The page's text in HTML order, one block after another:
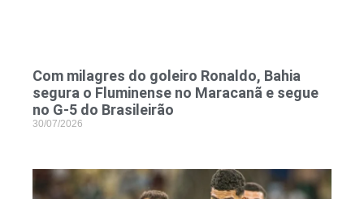
Com milagres do goleiro Ronaldo, Bahia
segura o Fluminense no Maracanã e segue
no G-5 do Brasileirão
30/07/2026